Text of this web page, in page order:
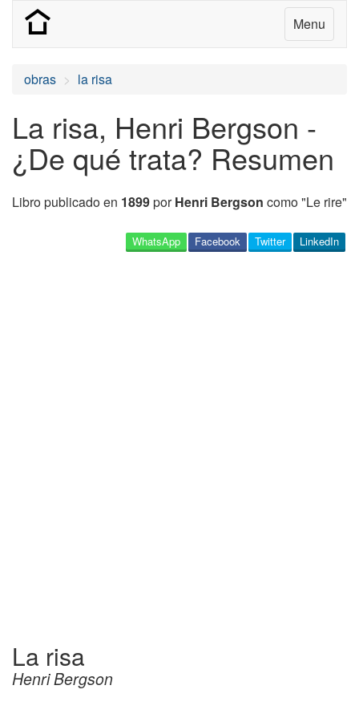
Menu
obras la risa
La risa, Henri Bergson -
¿De qué trata? Resumen
Libro publicado en 1899porHenri Bergson como "Le rire"
LinkedIn
Twitter
Facebook
WhatsApp
La risa
Henri Bergson